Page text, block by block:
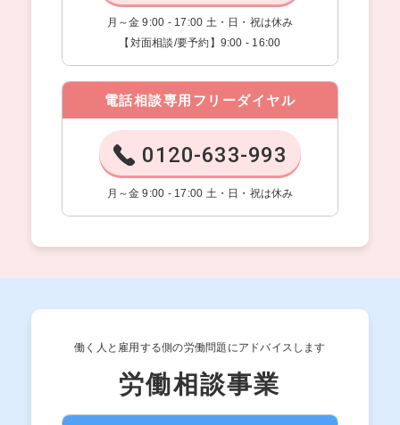
月～金 9:00 - 17:00 土・日・祝は休み
【対面相談/要予約】9:00 - 16:00
電話相談専用フリーダイヤル
0120-633-993
月～金 9:00 - 17:00 土・日・祝は休み
働く人と雇用する側の労働問題にアドバイスします
労働相談事業